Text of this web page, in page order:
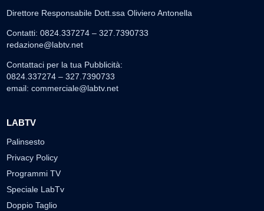
Direttore Responsabile Dott.ssa Oliviero Antonella
Contatti: 0824.337274 – 327.7390733
redazione@labtv.net
Contattaci per la tua Pubblicità:
0824.337274 – 327.7390733
email: commerciale@labtv.net
LABTV
Palinsesto
Privacy Policy
Programmi TV
Speciale LabTv
Doppio Taglio